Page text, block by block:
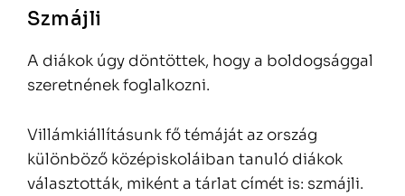
Szmájli
A diákok úgy döntöttek, hogy a boldogsággal
szeretnének foglalkozni.
Villámkiállításunk fő témáját az ország
különböző középiskoláiban tanuló diákok
választották, miként a tárlat címét is: szmájli.